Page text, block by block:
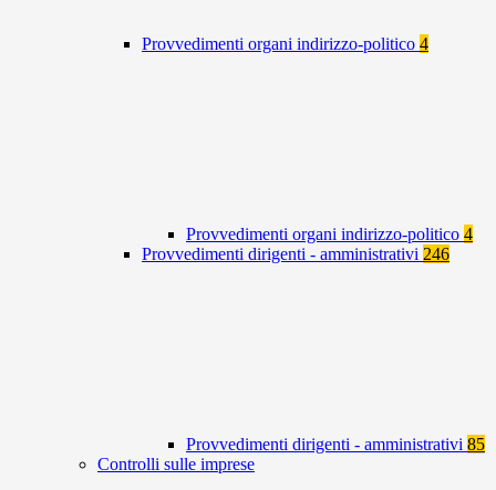
Provvedimenti organi indirizzo-politico 4
Provvedimenti organi indirizzo-politico 4
Provvedimenti dirigenti - amministrativi 246
Provvedimenti dirigenti - amministrativi 85
Controlli sulle imprese